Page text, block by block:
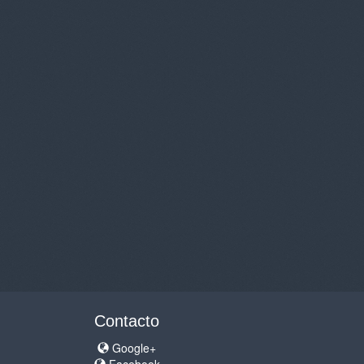
Contacto
Google+